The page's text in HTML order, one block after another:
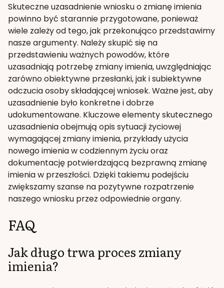
Skuteczne uzasadnienie wniosku o zmianę imienia
powinno być starannie przygotowane, ponieważ
wiele zależy od tego, jak przekonująco przedstawimy
nasze argumenty. Należy skupić się na
przedstawieniu ważnych powodów, które
uzasadniają potrzebę zmiany imienia, uwzględniając
zarówno obiektywne przesłanki, jak i subiektywne
odczucia osoby składającej wniosek. Ważne jest, aby
uzasadnienie było konkretne i dobrze
udokumentowane. Kluczowe elementy skutecznego
uzasadnienia obejmują opis sytuacji życiowej
wymagającej zmiany imienia, przykłady użycia
nowego imienia w codziennym życiu oraz
dokumentację potwierdzającą bezprawną zmianę
imienia w przeszłości. Dzięki takiemu podejściu
zwiększamy szanse na pozytywne rozpatrzenie
naszego wniosku przez odpowiednie organy.
FAQ
Jak długo trwa proces zmiany
imienia?